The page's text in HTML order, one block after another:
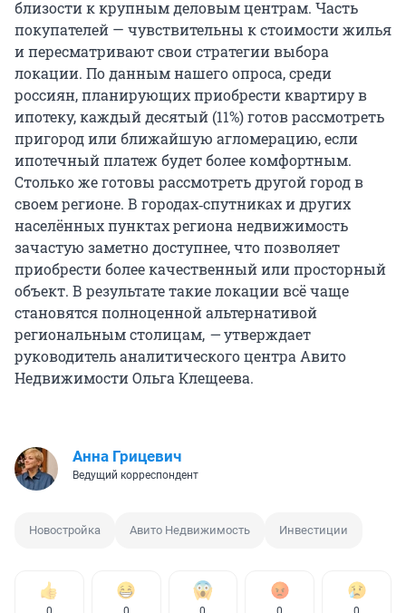
близости к крупным деловым центрам. Часть
покупателей — чувствительны к стоимости жилья
и пересматривают свои стратегии выбора
локации. По данным нашего опроса, среди
россиян, планирующих приобрести квартиру в
ипотеку, каждый десятый (11%) готов рассмотреть
пригород или ближайшую агломерацию, если
ипотечный платеж будет более комфортным.
Столько же готовы рассмотреть другой город в
своем регионе. В городах‑спутниках и других
населённых пунктах региона недвижимость
зачастую заметно доступнее, что позволяет
приобрести более качественный или просторный
объект. В результате такие локации всё чаще
становятся полноценной альтернативой
региональным столицам, —утверждает
руководитель аналитического центра Авито
Недвижимости Ольга Клещеева.
Анна Грицевич
Ведущий корреспондент
Новостройка Авито Недвижимость Инвестиции